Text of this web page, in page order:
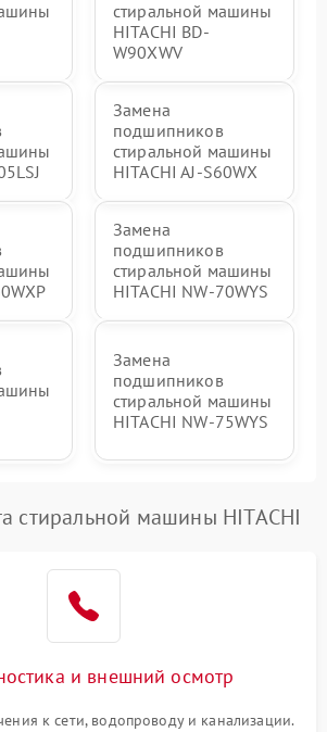
стиральной машины
HITACHI BD-
W90XWV
Замена
подшипников
стиральной машины
HITACHI AJ-S60WX
Замена
подшипников
стиральной машины
HITACHI NW-70WYS
Замена
подшипников
стиральной машины
HITACHI NW-75WYS
стиральной машины HITACHI
и внешний осмотр
к сети, водопроводу и канализации.